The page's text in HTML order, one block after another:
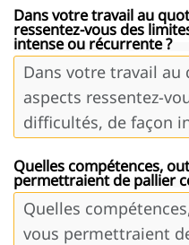
Dans votre travail au
ressentez-vous des
intense ou récurrente ?
Quelles compétences,
permettraient de pallier